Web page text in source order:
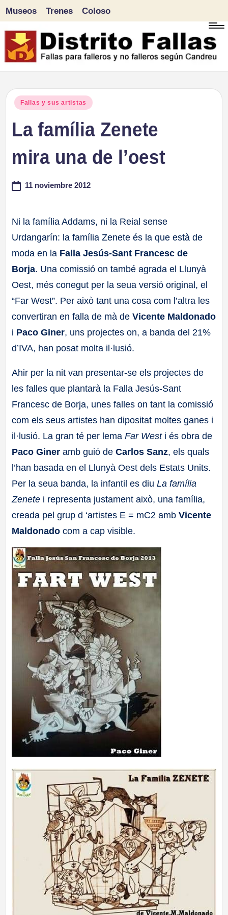
Saltar
al
Museos Trenes Coloso
Publicado
Fallas y sus artistas
La família Zenete
mira una de l’oest
11 noviembre 2012
Ni la família Addams, ni la Reial sense
Urdangarín: la família Zenete és la que està de
moda en la Falla Jesús-Sant Francesc de
Borja. Una comissió on també agrada el Llunyà
Oest, més conegut per la seua versió original, el
“Far West”. Per això tant una cosa com l’altra les
convertiran en falla de mà deVicente Maldonado
i Paco Giner, uns projectes on, a banda del 21%
d’IVA, han posat molta il·lusió.
Ahir per la nit van presentar-se els projectes de
les falles que plantarà la Falla Jesús-Sant
Francesc de Borja, unes falles on tant la comissió
com els seus artistes han dipositat moltes ganes i
il·lusió. La gran té per lema Far Westi és obra de
Paco Giner amb guió deCarlos Sanz, els quals
l’han basada en el Llunyà Oest dels Estats Units.
Per la seua banda, la infantil es diuLa família
Zenete i representa justament això, una família,
creada pel grup d ‘artistes E = mC2 ambVicente
Maldonado com a cap visible.